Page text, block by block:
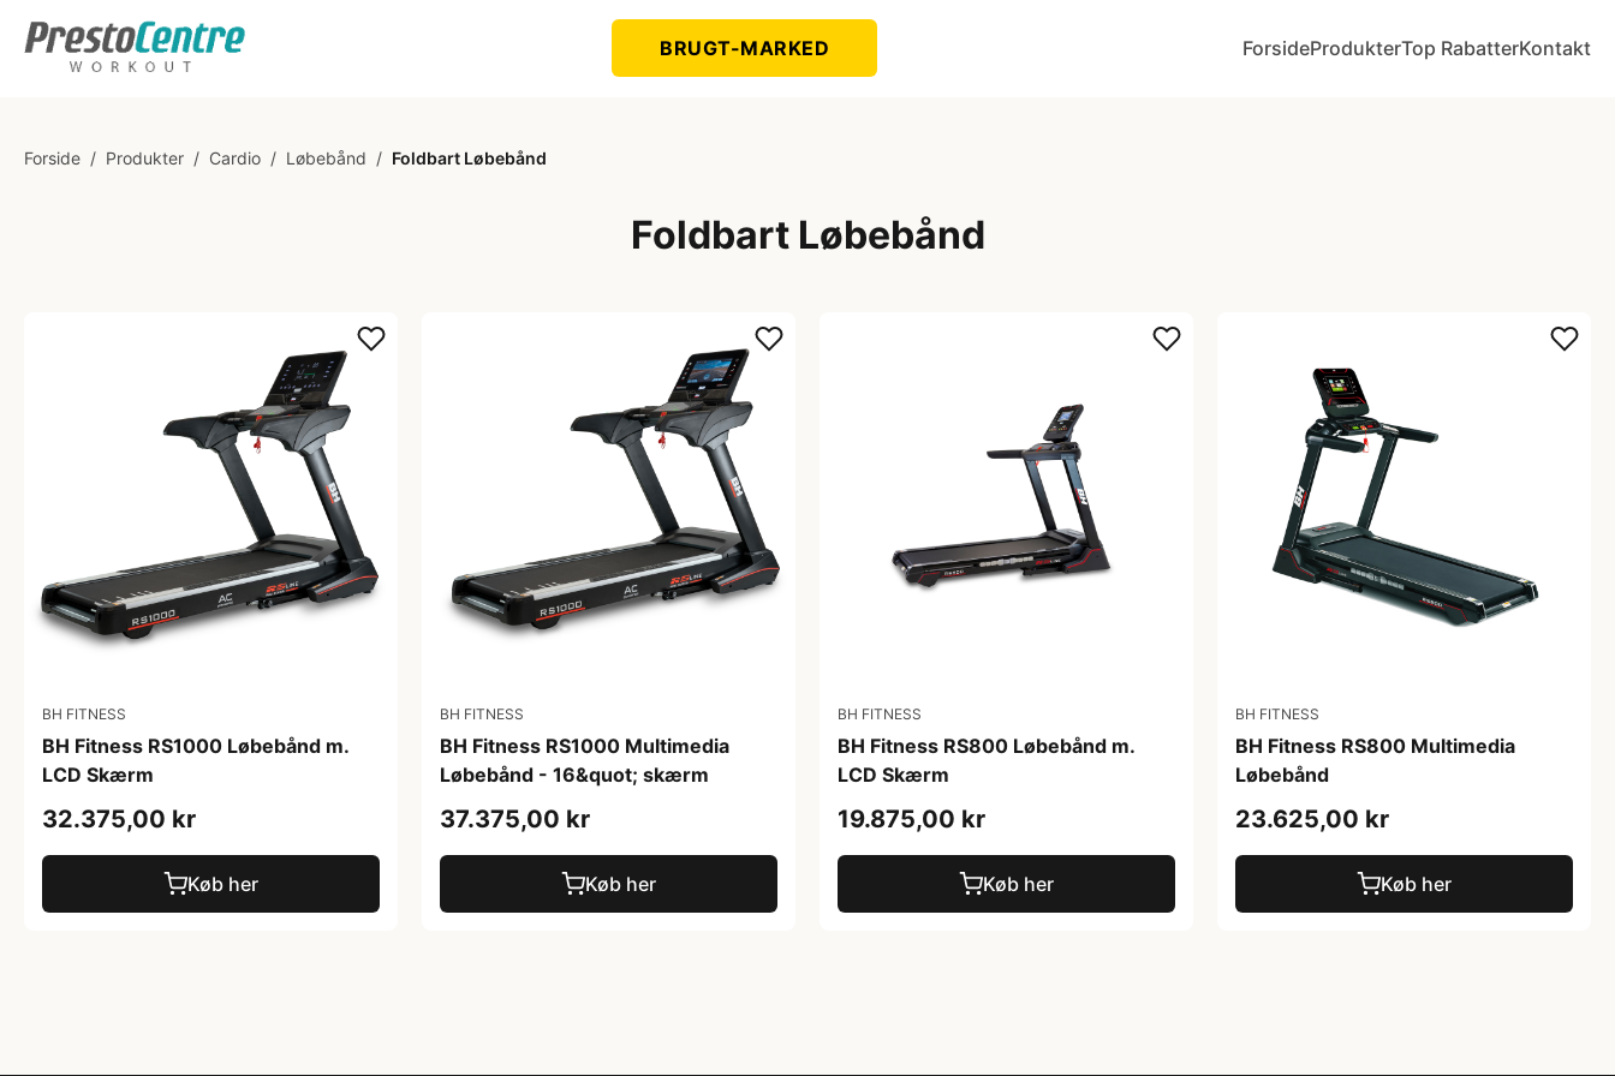
BRUGT-MARKED ForsideProdukterTop RabatterKontakt
Forside / Produkter / Cardio / Løbebånd / Foldbart Løbebånd
Foldbart Løbebånd
BH FITNESS
BH Fitness RS1000 Løbebånd m.
LCD Skærm
32.375,00 kr
Køb her
BH FITNESS
BH Fitness RS1000 Multimedia
Løbebånd - 16&quot; skærm
37.375,00 kr
Køb her
BH FITNESS
BH Fitness RS800 Løbebånd m.
LCD Skærm
19.875,00 kr
Køb her
BH FITNESS
BH Fitness RS800 Multimedia
Løbebånd
23.625,00 kr
Køb her